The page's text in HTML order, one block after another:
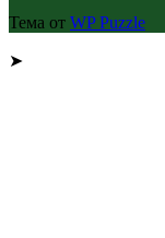
Тема от WP Puzzle
➤